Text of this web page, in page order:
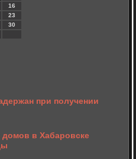
16
23
30
при получении
в Хабаровске